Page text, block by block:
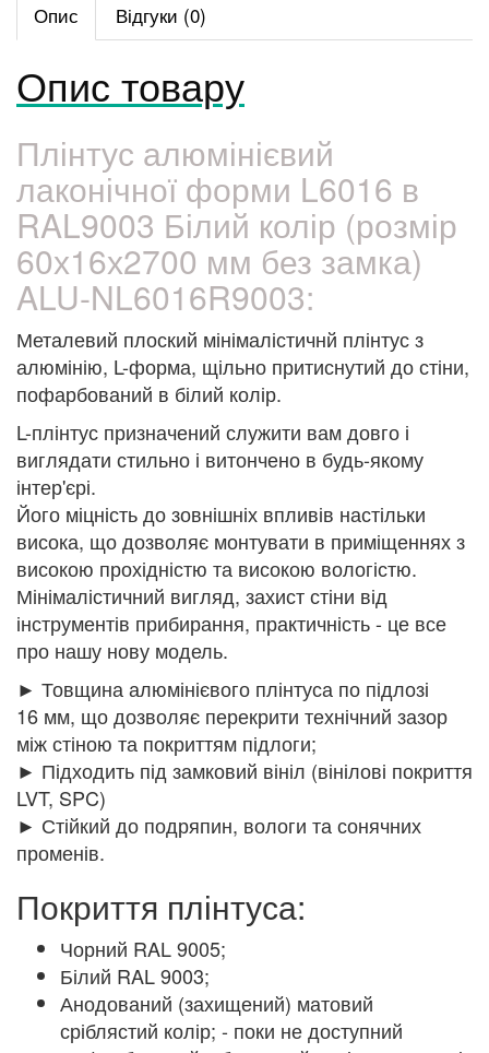
Опис Відгуки (0)
Опис товару
Плінтус алюмінієвий
лаконічної форми L6016 в
RAL9003 Білий колір (розмір
60х16х2700 мм без замка)
ALU-NL6016R9003:
Металевий плоский мінімалістичнй плінтус з
алюмінію, L-форма, щільно притиснутий до стіни,
пофарбований в білий колір.
L-плінтус призначений служити вам довго і
виглядати стильно і витончено в будь-якому
інтер'єрі.
Його міцність до зовнішніх впливів настільки
висока, що дозволяє монтувати в приміщеннях з
високою прохідністю та високою вологістю.
Мінімалістичний вигляд, захист стіни від
інструментів прибирання, практичність - це все
про нашу нову модель.
► Товщина алюмінієвого плінтуса по підлозі
16 мм, що дозволяє перекрити технічний зазор
між стіною та покриттям підлоги;
► Підходить під замковий вініл (вінілові покриття
LVT, SPC)
► Стійкий до подряпин, вологи та сонячних
променів.
Покриття плінтуса:
Чорний RAL 9005;
Білий RAL 9003;
Анодований (захищений) матовий
сріблястий колір; - поки не доступний